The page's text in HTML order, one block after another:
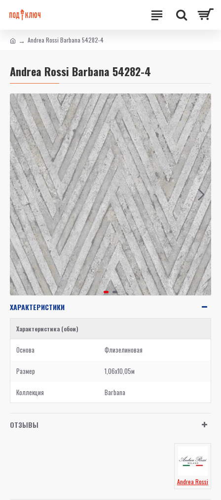
Andrea Rossi Barbana 54282-4
Andrea Rossi Barbana 54282-4
ХАРАКТЕРИСТИКИ
Характеристика (обои)
Основа Флизелиновая
Размер 1,06x10,05м
Коллекция Barbana
ОТЗЫВЫ
Andrea Rossi